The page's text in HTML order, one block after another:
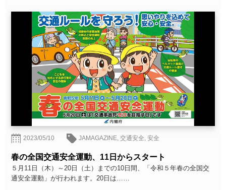
2023/05/10 JAMAGAZINE ,交通安全 ,安全
春の全国交通安全運動、11日からスタート
５月11日（木）～20日（土）までの10日間、「令和５年春の全国交
通安全運動」が行われます。20日は……